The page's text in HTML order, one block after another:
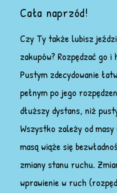
Cała naprzód!
Czy Ty także lubisz
zakupów? Rozpędzać go i
Pustym zdecydowanie
pełnym po jego
dłuższy dystans, niż
Wszystko zależy od
masą wiąże się
zmiany stanu ruchu.
wprawienie w ruch